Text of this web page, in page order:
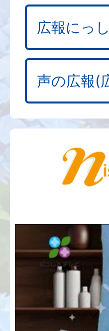
広報にっ
声の広報(